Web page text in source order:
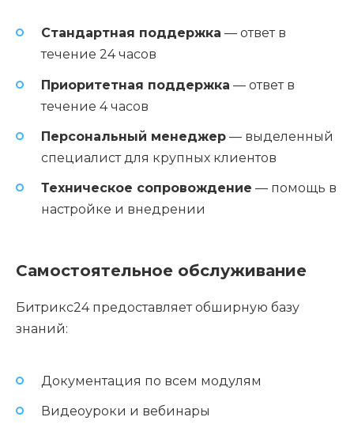
Стандартная поддержка — ответ в
течение 24 часов
Приоритетная поддержка — ответ в
течение 4 часов
Персональный менеджер — выделенный
специалист для крупных клиентов
Техническое сопровождение — помощь в
настройке и внедрении
Самостоятельное обслуживание
Битрикс24 предоставляет обширную базу
знаний:
Документация по всем модулям
Видеоуроки и вебинары